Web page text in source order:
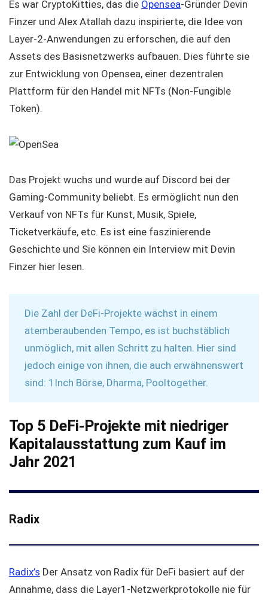
Es war CryptoKitties, das die Opensea-Gründer Devin
Finzer und Alex Atallah dazu inspirierte, die Idee von
Layer-2-Anwendungen zu erforschen, die auf den
Assets des Basisnetzwerks aufbauen. Dies führte sie
zur Entwicklung von Opensea, einer dezentralen
Plattform für den Handel mit NFTs (Non-Fungible
Token).
Das Projekt wuchs und wurde auf Discord bei der
Gaming-Community beliebt. Es ermöglicht nun den
Verkauf von NFTs für Kunst, Musik, Spiele,
Ticketverkäufe, etc. Es ist eine faszinierende
Geschichte und Sie können ein Interview mit Devin
Finzer hier lesen.
Die Zahl der DeFi-Projekte wächst in einem
atemberaubenden Tempo, es ist buchstäblich
unmöglich, mit allen Schritt zu halten. Hier sind
jedoch einige von ihnen, die auch erwähnenswert
sind: 1Inch Börse, Dharma, Pooltogether.
Top 5 DeFi-Projekte mit niedriger
Kapitalausstattung zum Kauf im
Jahr 2021
Radix
Radix’s Der Ansatz von Radix für DeFi basiert auf der
Annahme, dass die Layer1-Netzwerkprotokolle nie für